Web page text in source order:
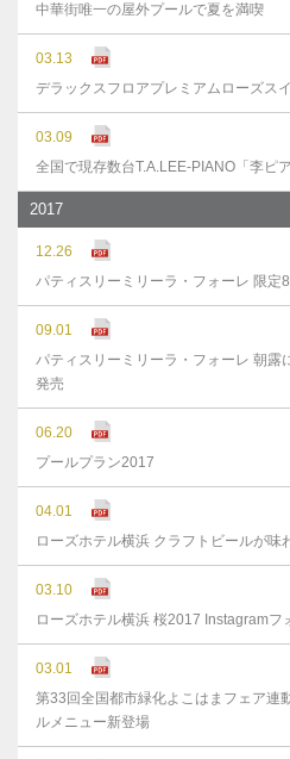
中華街唯一の屋外プールで夏を満喫
03.13
デラックスフロアプレミアムローズス
03.09
全国で現存数台T.A.LEE-PIANO「李ピ
2017
12.26
パティスリーミリーラ・フォーレ 限定
09.01
パティスリーミリーラ・フォーレ 朝露
発売
06.20
プールプラン2017
04.01
ローズホテル横浜 クラフトビールが味
03.10
ローズホテル横浜 桜2017 Instagramフ
03.01
第33回全国都市緑化よこはまフェア連
ルメニュー新登場